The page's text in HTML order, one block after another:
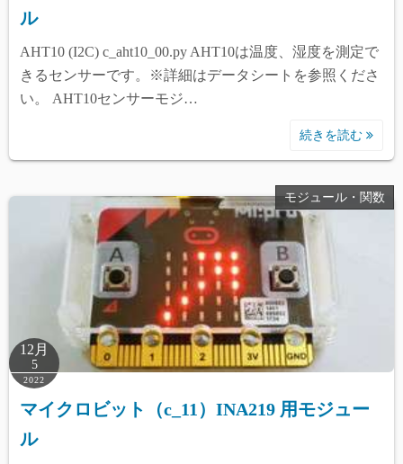
ル
AHT10 (I2C) c_aht10_00.py AHT10は温度、湿度を測定で
きるセンサーです。※詳細はデータシートを参照くださ
い。 AHT10センサーモジ…
続きを読む
モジュール・関数
12月
5
2022
マイクロビット（c_11）INA219 用モジュー
ル